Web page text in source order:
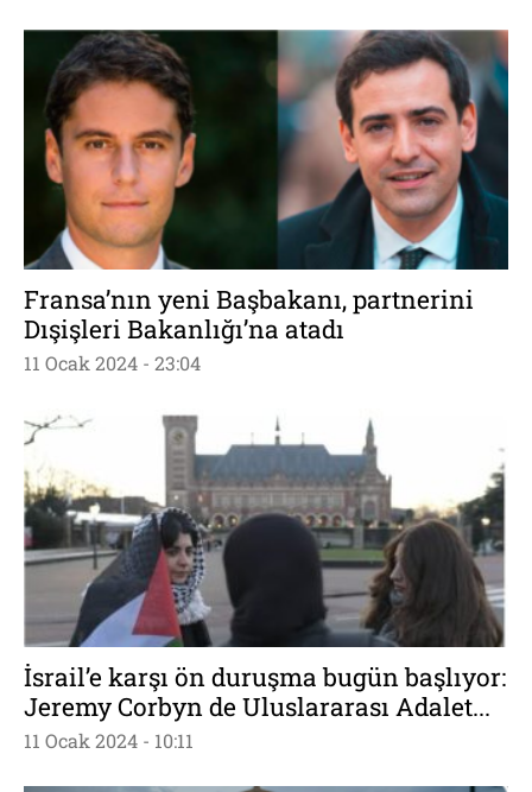
Fransa’nın yeni Başbakanı, partnerini
Dışişleri Bakanlığı’na atadı
11 Ocak 2024 - 23:04
İsrail’e karşı ön duruşma bugün başlıyor:
Jeremy Corbyn de Uluslararası Adalet...
11 Ocak 2024 - 10:11